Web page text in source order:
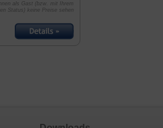
als Gast (bzw. mit Ihrem
Status) keine Preise sehen